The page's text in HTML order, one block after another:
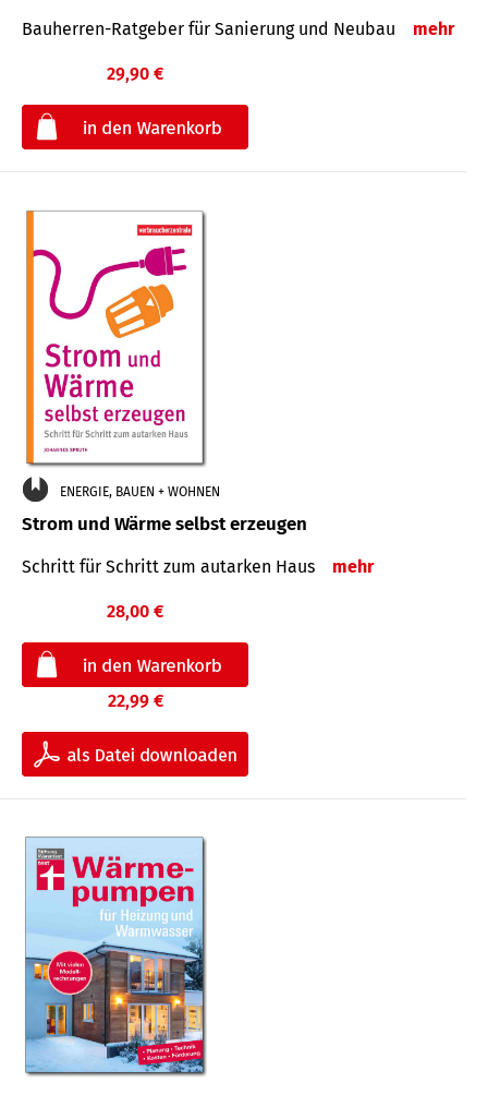
Bauherren-Ratgeber für Sanierung und Neubau mehr
29,90 €
ENERGIE, BAUEN + WOHNEN
Strom und Wärme selbst erzeugen
Schritt für Schritt zum autarken Haus mehr
28,00 €
22,99 €